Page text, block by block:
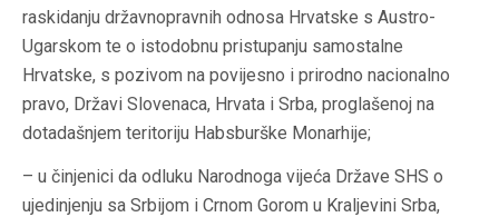
raskidanju državnopravnih odnosa Hrvatske s Austro-
Ugarskom te o istodobnu pristupanju samostalne
Hrvatske, s pozivom na povijesno i prirodno nacionalno
pravo, Državi Slovenaca, Hrvata i Srba, proglašenoj na
dotadašnjem teritoriju Habsburške Monarhije;
– u činjenici da odluku Narodnoga vijeća Države SHS o
ujedinjenju sa Srbijom i Crnom Gorom u Kraljevini Srba,